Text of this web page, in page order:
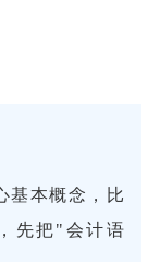
基本概念，比
先把"会计语